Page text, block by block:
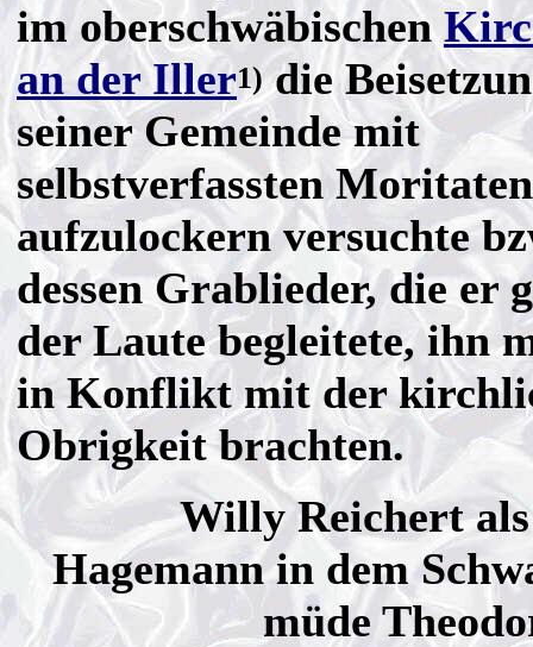
im oberschwäbischen
an der Iller1)die
seiner Gemeinde mit
selbstverfassten Moritaten
aufzulockern versuchte
dessen Grablieder, die er
der Laute begleitete, ihn
in Konflikt mit der
Obrigkeit brachten.
Willy Reichert
Hagemann in dem
müde